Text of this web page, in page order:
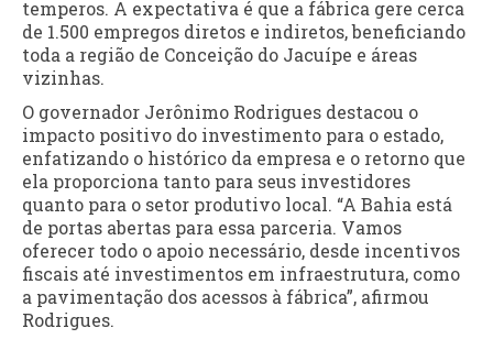
temperos. A expectativa é que a fábrica gere cerca
de 1.500 empregos diretos e indiretos, beneficiando
toda a região de Conceição do Jacuípe e áreas
vizinhas.
O governador Jerônimo Rodrigues destacou o
impacto positivo do investimento para o estado,
enfatizando o histórico da empresa e o retorno que
ela proporciona tanto para seus investidores
quanto para o setor produtivo local. “A Bahia está
de portas abertas para essa parceria. Vamos
oferecer todo o apoio necessário, desde incentivos
fiscais até investimentos em infraestrutura, como
a pavimentação dos acessos à fábrica”, afirmou
Rodrigues.